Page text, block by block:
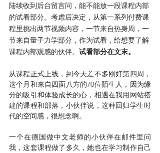
陆续收到后台留言问，能不能放一段课程内部
的试看部分。考虑后决定，从第一系列付费课
程里挑出两节视频内容，一节来自热身周，一
节来自量子力学部分，作为试看，给想要了解
课程内部观感的伙伴。 试看部分在文末。
从课程正式上线，到今天差不多刚好第四周，
这个月和来自四面八方的70位陌生人，因为缘
分的吸引和体验成长的心，相遇在我用网站搭
建的课程和部落，小伙伴说，这种回归学生时
代的空间感，很想念啊。
一个在德国做中文老师的小伙伴在邮件里问
我，这套课程做了多久，她也在学习制作自己